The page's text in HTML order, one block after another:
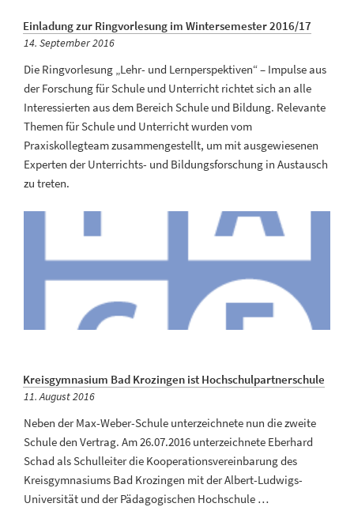
Einladung zur Ringvorlesung im Wintersemester 2016/17
Veröffentlicht
14. September 2016
Die Ringvorlesung „Lehr- und Lernperspektiven“ – Impulse aus
der Forschung für Schule und Unterricht richtet sich an alle
Interessierten aus dem Bereich Schule und Bildung. Relevante
Themen für Schule und Unterricht wurden vom
Praxiskollegteam zusammengestellt, um mit ausgewiesenen
Experten der Unterrichts- und Bildungsforschung in Austausch
zu treten.
Kreisgymnasium Bad Krozingen ist Hochschulpartnerschule
Veröffentlicht
11. August 2016
Neben der Max-Weber-Schule unterzeichnete nun die zweite
Schule den Vertrag. Am 26.07.2016 unterzeichnete Eberhard
Schad als Schulleiter die Kooperationsvereinbarung des
Kreisgymnasiums Bad Krozingen mit der Albert-Ludwigs-
Universität und der Pädagogischen Hochschule …